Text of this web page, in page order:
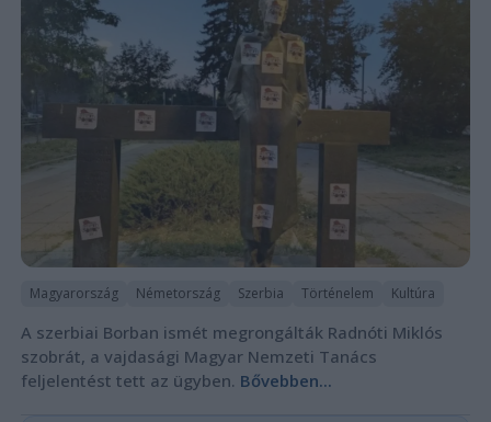
Magyarország Németország Szerbia Történelem Kultúra
A szerbiai Borban ismét megrongálták Radnóti Miklós
szobrát, a vajdasági Magyar Nemzeti Tanács
feljelentést tett az ügyben. Bővebben...